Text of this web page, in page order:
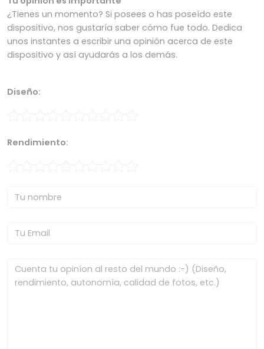
¿Tienes un momento? Si posees o has poseído este
dispositivo, nos gustaría saber cómo fue todo. Dedica
unos instantes a escribir una opinión acerca de este
dispositivo y así ayudarás a los demás.
Diseño:
Rendimiento: